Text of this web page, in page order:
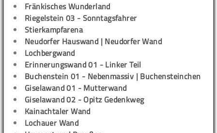
Fränkisches Wunderland
Riegelstein 03 - Sonntagsfahrer
Stierkampfarena
Neudorfer Hauswand | Neudorfer Wand
Lochbergwand
Erinnerungswand 01 - Linker Teil
Buchenstein 01 - Nebenmassiv | Buchensteinchen
Giselawand 01 - Mutterwand
Giselawand 02 - Opitz Gedenkweg
Kainachtaler Wand
Lochauer Wand